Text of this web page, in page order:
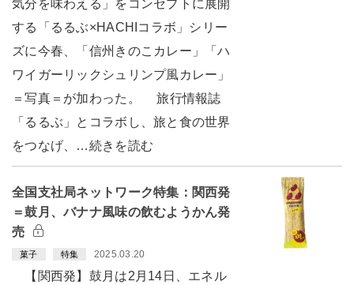
気分を味わえる」をコンセプトに展開
する「るるぶ×HACHIコラボ」シリー
ズに今春、「信州きのこカレー」「ハ
ワイガーリックシュリンプ風カレー」
＝写真＝が加わった。 旅行情報誌
「るるぶ」とコラボし、旅と食の世界
をつなげ、…続きを読む
全国支社局ネットワーク特集：関西発
＝鼓月、バナナ風味の飲むようかん発
売
菓子 特集 2025.03.20
【関西発】鼓月は2月14日、エネル